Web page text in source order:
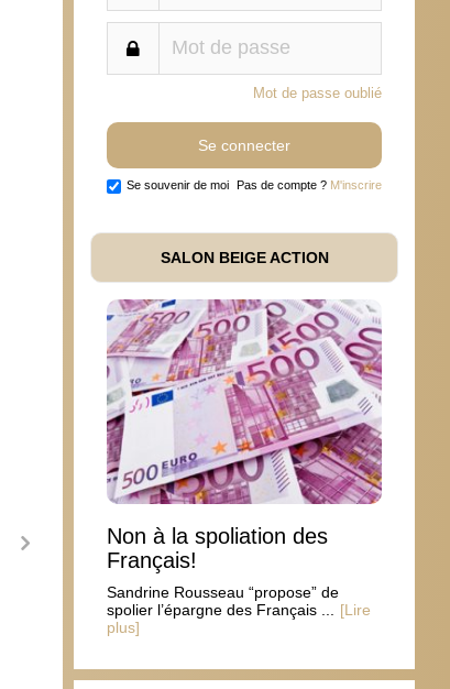
Après la démission collective des
évêques du Chili, celle des Etats-Unis
24 août 2018
Mot de passe oublié
Se souvenir de moi Pas de compte ? M'inscrire
SALON BEIGE ACTION
Non à la spoliation des
Français!
Sandrine Rousseau “propose” de
spolier l’épargne des Français ...
[Lire
plus]